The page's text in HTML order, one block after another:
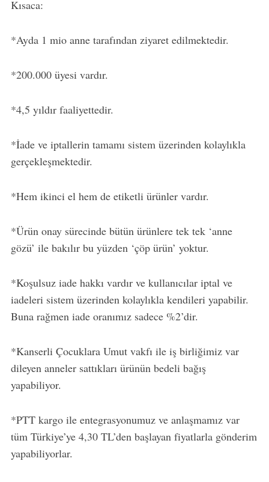
Kısaca:
*Ayda 1 mio anne tarafından ziyaret edilmektedir.
*200.000 üyesi vardır.
*4,5 yıldır faaliyettedir.
*İade ve iptallerin tamamı sistem üzerinden kolaylıkla
gerçekleşmektedir.
*Hem ikinci el hem de etiketli ürünler vardır.
*Ürün onay sürecinde bütün ürünlere tek tek ‘anne
gözü’ ile bakılır bu yüzden ‘çöp ürün’ yoktur.
*Koşulsuz iade hakkı vardır ve kullanıcılar iptal ve
iadeleri sistem üzerinden kolaylıkla kendileri yapabilir.
Buna rağmen iade oranımız sadece %2’dir.
*Kanserli Çocuklara Umut vakfı ile iş birliğimiz var
dileyen anneler sattıkları ürünün bedeli bağış
yapabiliyor.
*PTT kargo ile entegrasyonumuz ve anlaşmamız var
tüm Türkiye’ye 4,30 TL’den başlayan fiyatlarla gönderim
yapabiliyorlar.